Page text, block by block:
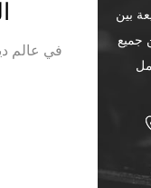
في عالم
بين
جميع